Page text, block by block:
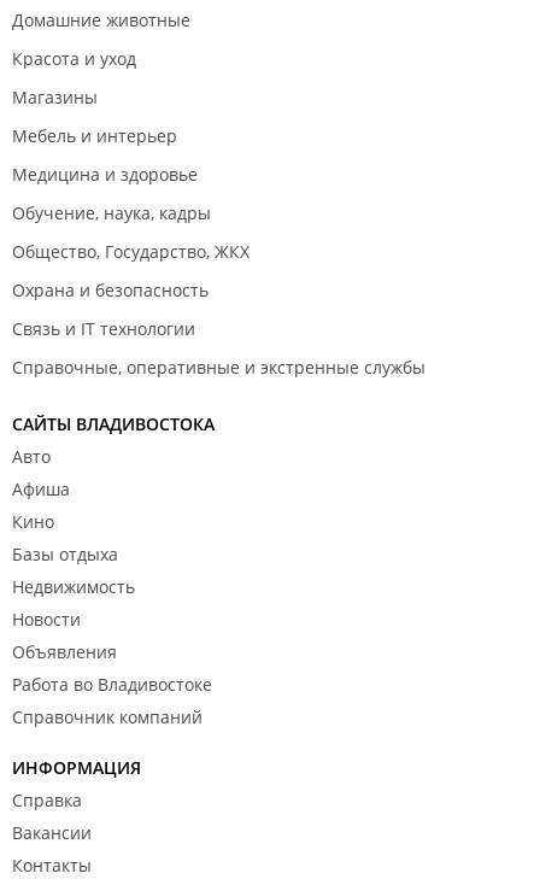
Домашние животные
Красота и уход
Магазины
Мебель и интерьер
Медицина и здоровье
Обучение, наука, кадры
Общество, Государство, ЖКХ
Охрана и безопасность
Связь и IT технологии
Справочные, оперативные и экстренные службы
САЙТЫ ВЛАДИВОСТОКА
Авто
Афиша
Кино
Базы отдыха
Недвижимость
Новости
Объявления
Работа во Владивостоке
Справочник компаний
ИНФОРМАЦИЯ
Справка
Вакансии
Контакты